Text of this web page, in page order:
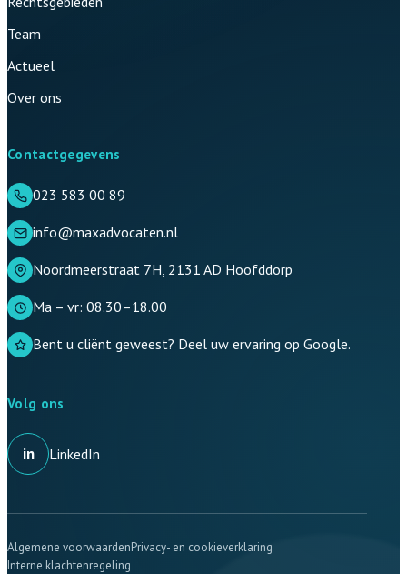
Team
Actueel
Over ons
Contactgegevens
023 583 00 89
info@maxadvocaten.nl
Noordmeerstraat 7H, 2131 AD Hoofddorp
Ma – vr: 08.30–18.00
Bent u cliënt geweest? Deel uw ervaring op Google.
Volg ons
in LinkedIn
Algemene voorwaardenPrivacy- en cookieverklaring
Interne klachtenregeling